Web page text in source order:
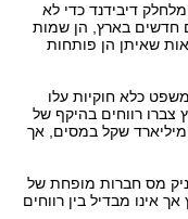
מלחלק דיבידנד כדי לא
בארץ, הן שמות
שאיתן הן פותחות
כלא חוקיות עלו
רווחים בהיקף של
מיליארד שקל שעליהן היו אמורות לשלם למדינה 36 מיליארד שקל במסים, אך
מס חברות מופחת של
אך אינו מבדיל בין רווחים